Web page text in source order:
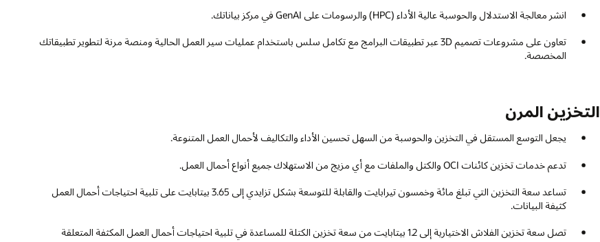
انشر معالجة الاستدلال والحوسبة عالية الأداء (HPC) والرسومات على GenAI في مركز بياناتك.
تعاون على مشروعات تصميم 3D عبر تطبيقات البرامج مع تكامل سلس باستخدام عمليات سير العمل الحالية ومنصة مرنة لتطوير تطبيقاتك
المخصصة.
التخزين المرن
يجعل التوسع المستقل في التخزين والحوسبة من السهل تحسين الأداء والتكاليف لأحمال العمل المتنوعة.
تدعم خدمات تخزين كائنات OCI والكتل والملفات مع أي مزيج من الاستهلاك جميع أنواع أحمال العمل.
تساعد سعة التخزين التي تبلغ مائة وخمسون تيرابايت والقابلة للتوسعة بشكل تزايدي إلى 3.65 بيتابايت على تلبية احتياجات أحمال العمل
كثيفة البيانات.
تصل سعة تخزين الفلاش الاختيارية إلى 1.2 بيتابايت من سعة تخزين الكتلة للمساعدة في تلبية احتياجات أحمال العمل المكثفة المتعلقة